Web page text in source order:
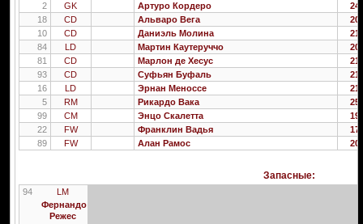
2
GK Артуро Кордеро
18
CD Альваро Вега
10
CD Даниэль Молина
84
LD Мартин Каутеруччо
81
CD Марлон де Хесус
93
CD Суфьян Буфаль
16
LD Эрнан Меноссе
5
RM Рикардо Вака
99
CM Энцо Скалетта
22
FW Франклин Вадья
89
FW Алан Рамос
Запасные:
94
LM
Фернандо
Режес